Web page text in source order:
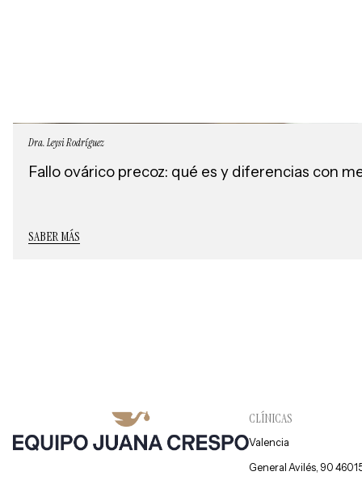
Dra. Leysi Rodríguez
Fallo ovárico precoz: qué es y diferencias con
SABER MÁS
CLÍNICAS
Valencia
General Avilés, 90